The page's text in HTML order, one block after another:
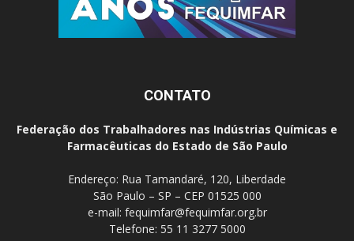
CONTATO
Federação dos Trabalhadores nas Indústrias Químicas e
Farmacêuticas do Estado de São Paulo
Endereço: Rua Tamandaré, 120, Liberdade
São Paulo – SP – CEP 01525 000
e-mail: fequimfar@fequimfar.org.br
Telefone: 55 11 3277 5000